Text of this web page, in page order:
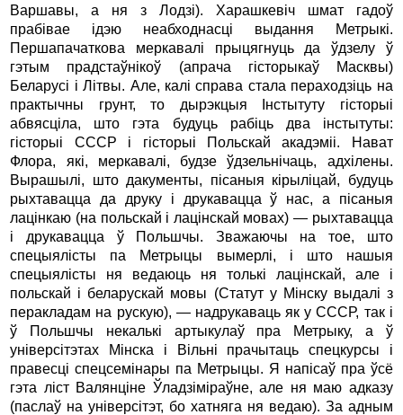
Варшавы, а ня з Лодзі). Харашкевіч шмат гадоў
прабівае ідэю неабходнасці выдання Метрыкі.
Першапачаткова меркавалі прыцягнуць да ўдзелу ў
гэтым прадстаўнікоў (апрача гісторыкаў Масквы)
Беларусі і Літвы. Але, калі справа стала пераходзіць на
практычны грунт, то дырэкцыя Інстытуту гісторыі
абвясціла, што гэта будуць рабіць два інстытуты:
гісторыі СССР і гісторыі Польскай акадэміі. Нават
Флора, які, меркавалі, будзе ўдзельнічаць, адхілены.
Вырашылі, што дакументы, пісаныя кірыліцай, будуць
рыхтавацца да друку і друкавацца ў нас, а пісаныя
лацінкаю (на польскай і лацінскай мовах) — рыхтавацца
і друкавацца ў Польшчы. Зважаючы на тое, што
спецыялісты па Метрыцы вымерлі, і што нашыя
спецыялісты ня ведаюць ня толькі лацінскай, але і
польскай і беларускай мовы (Статут у Мінску выдалі з
перакладам на рускую), — надрукаваць як у СССР, так і
ў Польшчы некалькі артыкулаў пра Метрыку, а ў
універсітэтах Мінска і Вільні прачытаць спецкурсы і
правесці спецсемінары па Метрыцы. Я напісаў пра ўсё
гэта ліст Валянціне Ўладзіміраўне, але ня маю адказу
(паслаў на універсітэт, бо хатняга ня ведаю). За адным